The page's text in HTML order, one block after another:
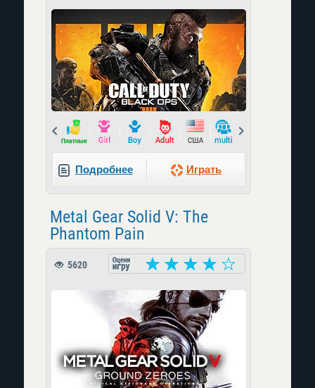
Prev
Подробнее Играть
Metal Gear Solid V: The
Phantom Pain
5620